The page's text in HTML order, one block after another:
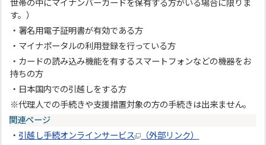
世帯の中にマイナンバーカードを保有する方がいる場合に限りま
す。）
・署名用電子証明書が有効である方
・マイナポータルの利用登録を行っている方
・カードの読み込み機能を有するスマートフォンなどの機器をお
持ちの方
・日本国内での引越しをする方
※代理人での手続きや支援措置対象の方の手続きは出来ません。
関連ページ
・ 引越し手続オンラインサービス
（外部リンク）